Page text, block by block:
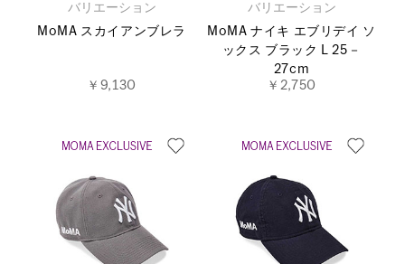
バリエーション
MoMA スカイアンブレラ
￥9,130
バリエーション
MoMA ナイキ エブリデイ ソ
ックス ブラック L 25－
27cm
￥2,750